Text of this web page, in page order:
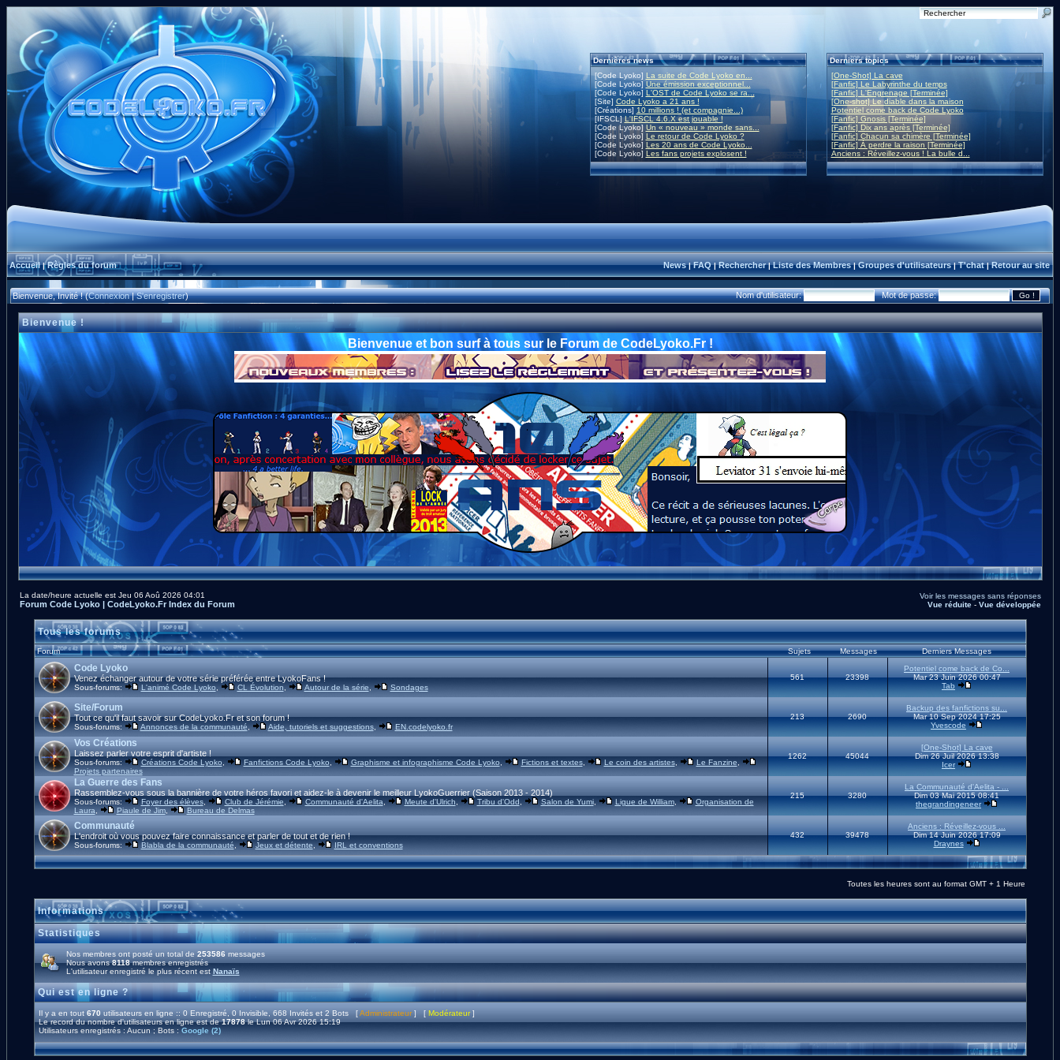
Dernières news
[Code Lyoko] La suite de Code Lyoko en...
[Code Lyoko]Une émission exceptionnel...
[Code Lyoko] L'OST de Code Lyoko se ra...
[Site] Code Lyoko a 21 ans !
[Créations] 10 millions ! (et compagnie...)
[IFSCL]L'IFSCL 4.6.X est jouable !
[Code Lyoko] Un « nouveau » monde sans...
[Code Lyoko] Le retour de Code Lyoko ?
[Code Lyoko] Les 20 ans de Code Lyoko...
[Code Lyoko] Les fans projets explosent !
Derniers topics
[One-Shot] La cave
[Fanfic] Le Labyrinthe du temps
[Fanfic] L'Engrenage [Terminée]
[One-shot] Le diable dans la maison
Potentiel come back de Code Lyoko
[Fanfic] Gnosis [Terminée]
[Fanfic] Dix ans après [Terminée]
[Fanfic] Chacun sa chimère [Terminée]
[Fanfic] À perdre la raison [Terminée]
Anciens : Réveillez-vous ! La bulle d...
Accueil|Règles du forum News|FAQ|Rechercher|Liste des Membres|Groupes d'utilisateurs|T'chat|Retour au site
Bienvenue, Invité ! (Connexion|S'enregistrer) Nom d'utilisateur: Mot de passe:
Bienvenue !
Bienvenue et bon surf à tous sur le Forum de CodeLyoko.Fr !
La date/heure actuelle est Jeu 06 Aoû 2026 04:01
Forum Code Lyoko | CodeLyoko.Fr Index du Forum
Voir les messages sans réponses
Vue réduite- Vue développée
Tous les forums
Forum Sujets Messages Derniers Messages
Code Lyoko
Venez échanger autour de votre série préférée entre LyokoFans !
Sous-forums: L'animé Code Lyoko, CL Évolution Autour de la série, Sondages
561 23398
Potentiel come back de Co...
Mar 23 Juin 2026 00:47
Tab
Site/Forum
Tout ce qu'il faut savoir sur CodeLyoko.Fr et son forum !
Sous-forums: Annonces de la communauté, Aide, tutoriels et suggestions, EN.codelyoko.fr
213 2690
Backup des fanfictions su...
Mar 10 Sep 2024 17:25
Yvescode
Vos Créations
Laissez parler votre esprit d'artiste !
Sous-forums: Créations Code Lyoko, Fanfictions Code Lyoko, Graphisme et infographisme Code Lyoko, Fictions et textes, Le coin des artistes, Le Fanzine
Projets partenaires
1262 45044
[One-Shot] La cave
Dim 26 Juil 2026 13:38
Icer
La Guerre des Fans
Rassemblez-vous sous la bannière de votre héros favori et aidez-le à devenir le meilleur LyokoGuerrier (Saison 2013 - 2014)
Sous-forums: Foyer des élèves, Club de Jérémie Communauté d'Aelita Meute d'Ulrich Tribu d'Odd Salon de Yumi, Ligue de William,
Organisation de
Laura
Piaule de Jim, Bureau de Delmas
215 3280
La Communauté d'Aelita - ...
Dim 03 Mai 2015 08:41
thegrandingeneer
Communauté
L'endroit où vous pouvez faire connaissance et parler de tout et de rien !
Sous-forums: Blabla de la communauté, Jeux et détente, IRL et conventions
432 39478
Anciens : Réveillez-vous ...
Dim 14 Juin 2026 17:09
Draynes
Toutes les heures sont au format GMT + 1 Heure
Informations
Statistiques
Nos membres ont posté un total de 253586 messages
Nous avons8118membres enregistrés
L'utilisateur enregistré le plus récent est Nanaïs
Qui est en ligne ?
Il y a en tout 670utilisateurs en ligne :: 0 Enregistré, 0 Invisible, 668 Invités et 2 Bots [Administrateur] [ Modérateur]
Le record du nombre d'utilisateurs en ligne est de17878le Lun 06 Avr 2026 15:19
Utilisateurs enregistrés : Aucun ; Bots : Google (2)